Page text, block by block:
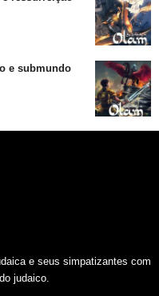
e submundo
e seus simpatizantes com
judaico.